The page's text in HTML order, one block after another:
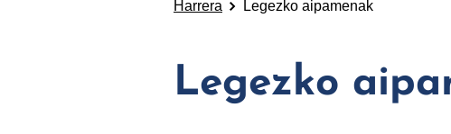
Harrera Legezko aipamenak
Legezko